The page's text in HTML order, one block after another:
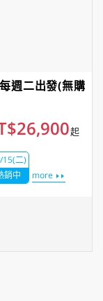
週二出發(無購
起
15(二)
銷中
more